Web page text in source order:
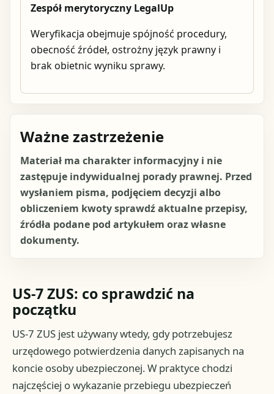
Zespół merytoryczny LegalUp
Weryfikacja obejmuje spójność procedury,
obecność źródeł, ostrożny język prawny i
brak obietnic wyniku sprawy.
Ważne zastrzeżenie
Materiał ma charakter informacyjny i nie
zastępuje indywidualnej porady prawnej. Przed
wysłaniem pisma, podjęciem decyzji albo
obliczeniem kwoty sprawdź aktualne przepisy,
źródła podane pod artykułem oraz własne
dokumenty.
US-7 ZUS: co sprawdzić na
początku
US-7 ZUS jest używany wtedy, gdy potrzebujesz
urzędowego potwierdzenia danych zapisanych na
koncie osoby ubezpieczonej. W praktyce chodzi
najczęściej o wykazanie przebiegu ubezpieczeń